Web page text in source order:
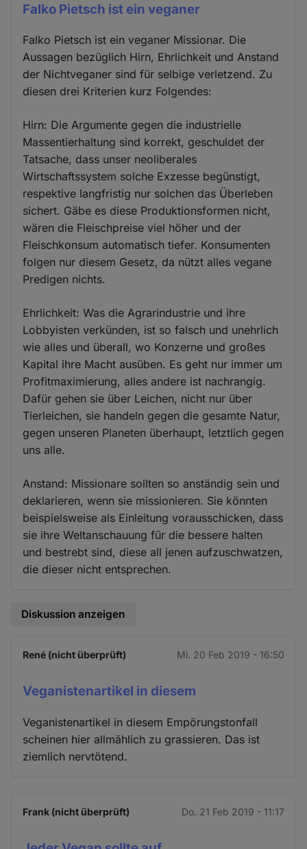
Falko Pietsch ist ein veganer
Falko Pietsch ist ein veganer Missionar. Die
Aussagen bezüglich Hirn, Ehrlichkeit und Anstand
der Nichtveganer sind für selbige verletzend. Zu
diesen drei Kriterien kurz Folgendes:
Hirn: Die Argumente gegen die industrielle
Massentierhaltung sind korrekt, geschuldet der
Tatsache, dass unser neoliberales
Wirtschaftssystem solche Exzesse begünstigt,
respektive langfristig nur solchen das Überleben
sichert. Gäbe es diese Produktionsformen nicht,
wären die Fleischpreise viel höher und der
Fleischkonsum automatisch tiefer. Konsumenten
folgen nur diesem Gesetz, da nützt alles vegane
Predigen nichts.
Ehrlichkeit: Was die Agrarindustrie und ihre
Lobbyisten verkünden, ist so falsch und unehrlich
wie alles und überall, wo Konzerne und großes
Kapital ihre Macht ausüben. Es geht nur immer um
Profitmaximierung, alles andere ist nachrangig.
Dafür gehen sie über Leichen, nicht nur über
Tierleichen, sie handeln gegen die gesamte Natur,
gegen unseren Planeten überhaupt, letztlich gegen
uns alle.
Anstand: Missionare sollten so anständig sein und
deklarieren, wenn sie missionieren. Sie könnten
beispielsweise als Einleitung vorausschicken, dass
sie ihre Weltanschauung für die bessere halten
und bestrebt sind, diese all jenen aufzuschwatzen,
die dieser nicht entsprechen.
Diskussion anzeigen
René (nicht überprüft) Mi. 20 Feb 2019 - 16:50
Veganistenartikel in diesem
Veganistenartikel in diesem Empörungstonfall
scheinen hier allmählich zu grassieren. Das ist
ziemlich nervtötend.
Frank (nicht überprüft) Do. 21 Feb 2019 - 11:17